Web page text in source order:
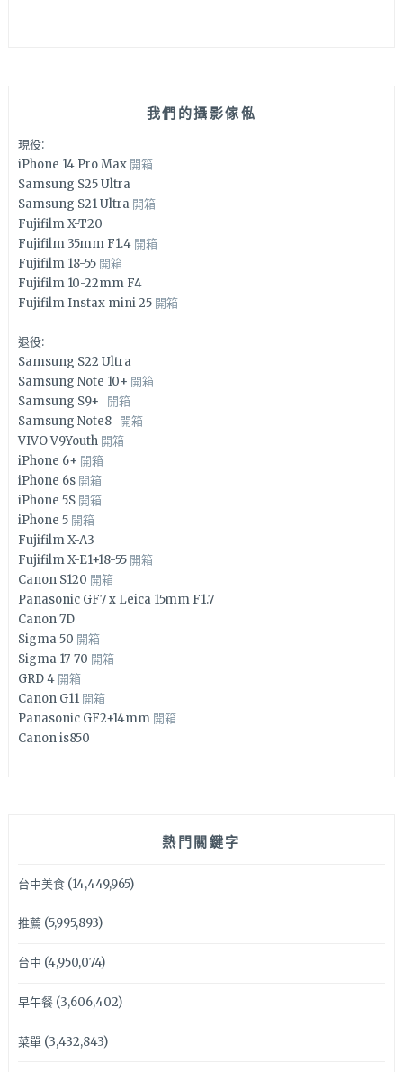
我們的攝影傢俬
現役:
iPhone 14 Pro Max 開箱
Samsung S25 Ultra
Samsung S21 Ultra 開箱
Fujifilm X-T20
Fujifilm 35mm F1.4 開箱
Fujifilm 18-55 開箱
Fujifilm 10-22mm F4
Fujifilm Instax mini 25 開箱
退役:
Samsung S22 Ultra
Samsung Note 10+ 開箱
Samsung S9+ 開箱
Samsung Note8 開箱
VIVO V9Youth 開箱
iPhone 6+ 開箱
iPhone 6s 開箱
iPhone 5S 開箱
iPhone 5 開箱
Fujifilm X-A3
Fujifilm X-E1+18-55 開箱
Canon S120 開箱
Panasonic GF7 x Leica 15mm F1.7
Canon 7D
Sigma 50 開箱
Sigma 17-70 開箱
GRD 4 開箱
Canon G11 開箱
Panasonic GF2+14mm 開箱
Canon is850
熱門關鍵字
台中美食(14,449,965)
推薦(5,995,893)
台中 (4,950,074)
早午餐(3,606,402)
菜單(3,432,843)